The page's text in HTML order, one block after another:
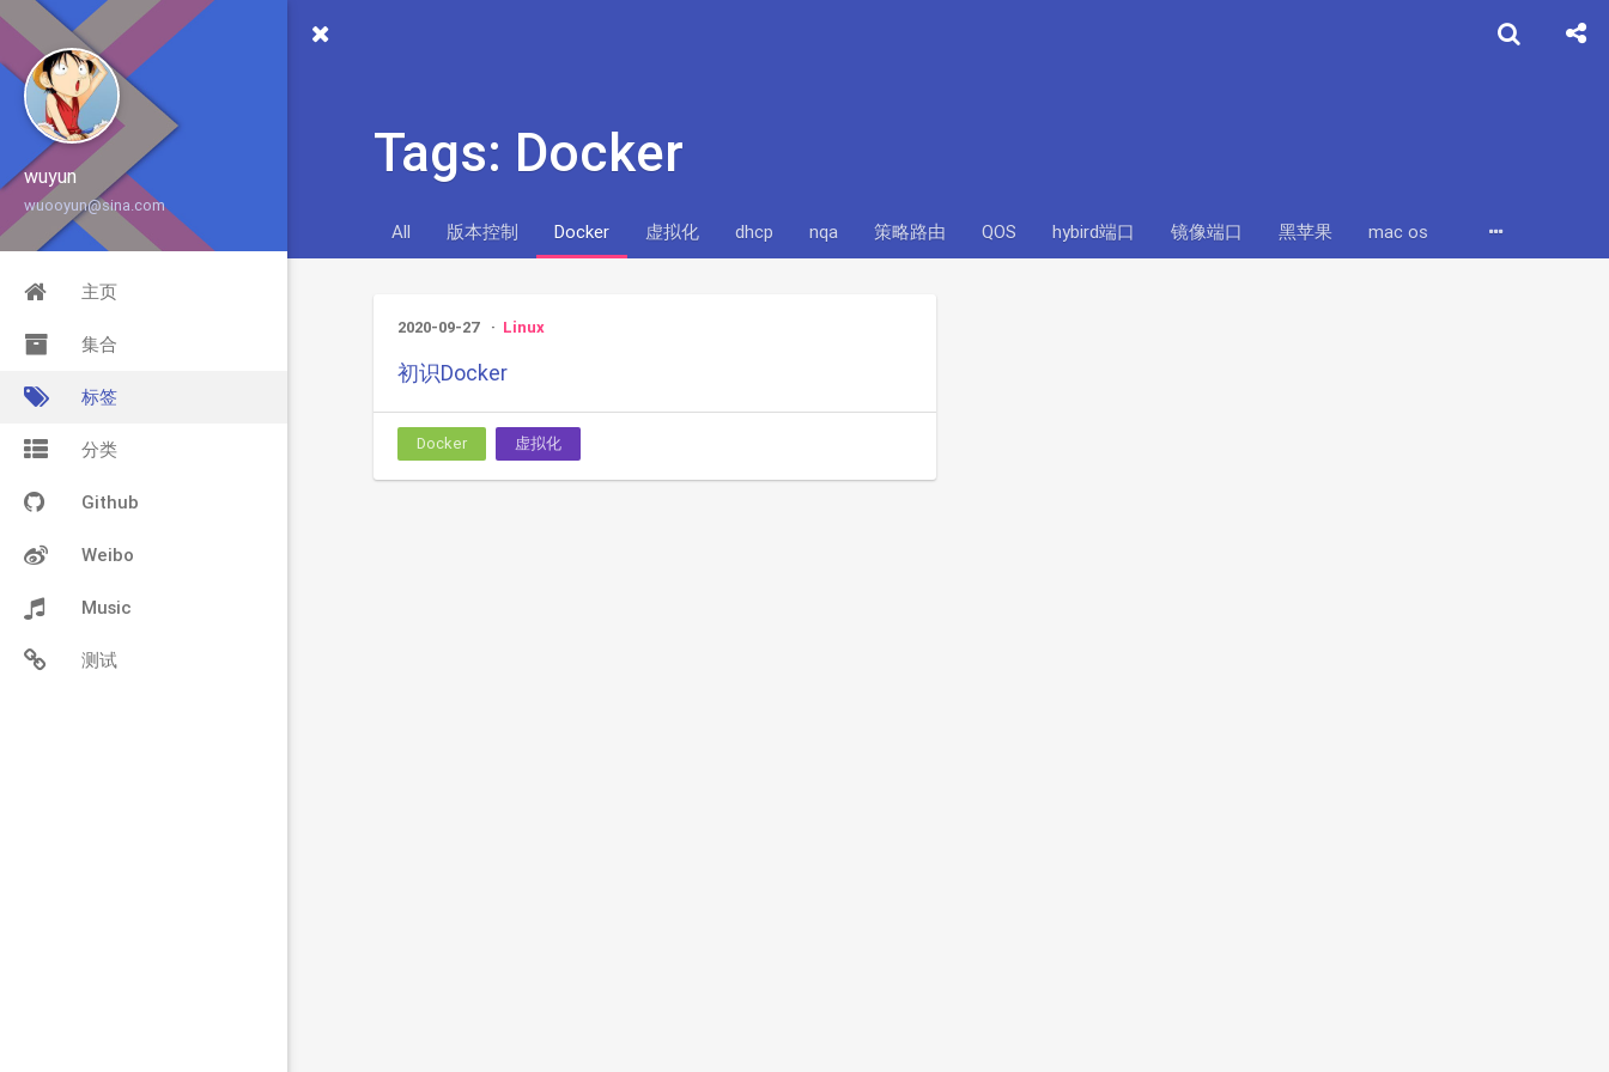
wuyun
wuooyun@sina.com
主页
集合
标签
分类
Github
Weibo
Music
测试
Tags: Docker
All 版本控制 Docker 虚拟化 dhcp nqa 策略路由 QOS hybird端口 镜像端口 黑苹果 mac os hackintosh
2020-09-27 Linux
初识Docker
Docker 虚拟化